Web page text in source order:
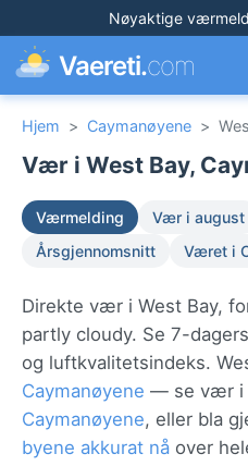
Nøyaktige
Vaereti.com
Hjem > Caymanøyene >
Vær i West Bay,
Værmelding Vær i august
Årsgjennomsnitt
Været i
Direkte vær i West Bay,
partly cloudy. Se 7-
og luftkvalitetsindeks.
Caymanøyene — se vær i
Caymanøyene, eller bla
byene akkurat nå over